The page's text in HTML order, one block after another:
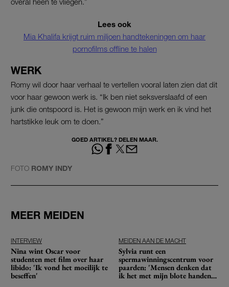
Lees ook
Mia Khalifa krijgt ruim miljoen handtekeningen om haar
pornofilms offline te halen
WERK
Romy wil door haar verhaal te vertellen vooral laten zien dat dit
voor haar gewoon werk is. “Ik ben niet seksverslaafd of een
junk die ontspoord is. Het is gewoon mijn werk en ik vind het
hartstikke leuk om te doen.”
GOED ARTIKEL? DELEN MAAR.
FOTO ROMY INDY
MEER MEIDEN
INTERVIEW
Nina wint Oscar voor
studenten met film over haar
libido: 'Ik vond het moeilijk te
beseffen'
MEIDEN AAN DE MACHT
Sylvia runt een
spermawinningscentrum voor
paarden: 'Mensen denken dat
ik het met mijn blote handen